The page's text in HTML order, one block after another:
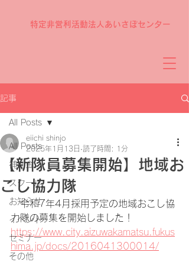
特定非営利活動法人あいさぽセンター
記事
All Posts
補助金
スクール
お知らせ
イベント
セミナー
その他
All Posts
【新隊員募集開始】地域お
こし協力隊
eiichi shinjo
2025年1月13日 読了時間: 1分
令和7年4月採用予定の地域おこし協
力隊の募集を開始しました！
https://www.city.aizuwakamatsu.fukus
hima.jp/docs/2016041300014/